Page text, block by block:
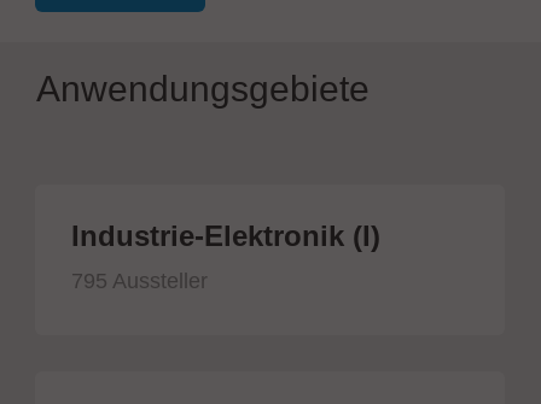
Anwendungsgebiete
Industrie-Elektronik (I)
795 Aussteller